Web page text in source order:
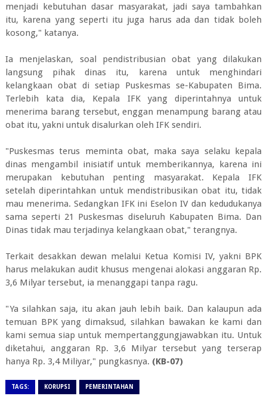
menjadi kebutuhan dasar masyarakat, jadi saya tambahkan
itu, karena yang seperti itu juga harus ada dan tidak boleh
kosong," katanya.
Ia menjelaskan, soal pendistribusian obat yang dilakukan
langsung pihak dinas itu, karena untuk menghindari
kelangkaan obat di setiap Puskesmas se-Kabupaten Bima.
Terlebih kata dia, Kepala IFK yang diperintahnya untuk
menerima barang tersebut, enggan menampung barang atau
obat itu, yakni untuk disalurkan oleh IFK sendiri.
"Puskesmas terus meminta obat, maka saya selaku kepala
dinas mengambil inisiatif untuk memberikannya, karena ini
merupakan kebutuhan penting masyarakat. Kepala IFK
setelah diperintahkan untuk mendistribusikan obat itu, tidak
mau menerima. Sedangkan IFK ini Eselon IV dan kedudukanya
sama seperti 21 Puskesmas diseluruh Kabupaten Bima. Dan
Dinas tidak mau terjadinya kelangkaan obat," terangnya.
Terkait desakkan dewan melalui Ketua Komisi IV, yakni BPK
harus melakukan audit khusus mengenai alokasi anggaran Rp.
3,6 Milyar tersebut, ia menanggapi tanpa ragu.
"Ya silahkan saja, itu akan jauh lebih baik. Dan kalaupun ada
temuan BPK yang dimaksud, silahkan bawakan ke kami dan
kami semua siap untuk mempertanggungjawabkan itu. Untuk
diketahui, anggaran Rp. 3,6 Milyar tersebut yang terserap
hanya Rp. 3,4 Miliyar," pungkasnya. (KB-07)
TAGS: KORUPSI PEMERINTAHAN